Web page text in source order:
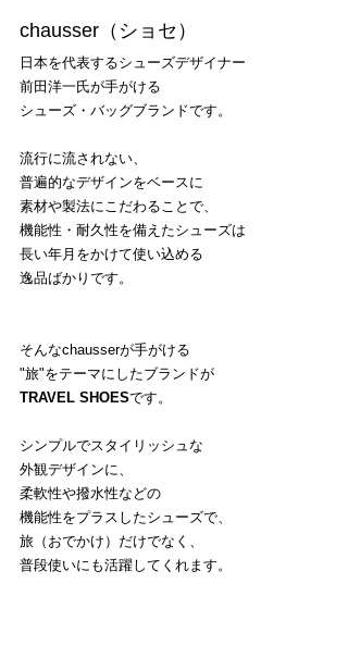
chausser（ショセ）
日本を代表するシューズデザイナー
前田洋一氏が手がける
シューズ・バッグブランドです。
流行に流されない、
普遍的なデザインをベースに
素材や製法にこだわることで、
機能性・耐久性を備えたシューズは
長い年月をかけて使い込める
逸品ばかりです。
そんなchausserが手がける
"旅"をテーマにしたブランドが
TRAVEL SHOESです。
シンプルでスタイリッシュな
外観デザインに、
柔軟性や撥水性などの
機能性をプラスしたシューズで、
旅（おでかけ）だけでなく、
普段使いにも活躍してくれます。